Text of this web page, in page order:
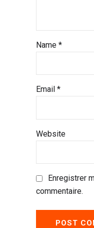
Name *
Email *
Website
Enregistrer
commentaire.
POST